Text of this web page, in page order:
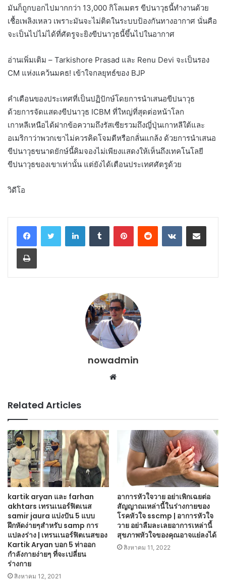
มันก็ถูกบอกไปมากกว่า 13,000 กิโลเมตร ขีปนาวุธนี้ทำงานด้วย
เชื้อเพลิงเหลว เพราะมันจะไม่ติดในระบบป้องกันทางอากาศ นั่นคือ
จะเป็นไปไม่ได้ที่ศัตรูจะยิงขีปนาวุธนี้ขึ้นไปในอากาศ
อ่านเพิ่มเติม – Tarkishore Prasad และ Renu Devi จะเป็นรอง
CM แห่งแคว้นมคธ! เข้าใจกลยุทธ์ของ BJP
คำเตือนของประเทศที่เป็นปฏิปักษ์โดยการนำเสนอขีปนาวุธ
ด้วยการจัดแสดงขีปนาวุธ ICBM ที่ใหญ่ที่สุดต่อหน้าโลก
เกาหลีเหนือได้ฝากข้อความถึงรัสเซียรวมถึงญี่ปุ่นเกาหลีใต้และ
อเมริกาว่าพวกเขาไม่ควรคิดโจมตีหรือกลั่นแกล้ง ด้วยการนำเสนอ
ขีปนาวุธขนาดยักษ์นี้คิมจองไม่เพียงแสดงให้เห็นถึงเทคโนโลยี
ขีปนาวุธของเขาเท่านั้น แต่ยังได้เตือนประเทศศัตรูด้วย
วิดีโอ
LinkedInTumblr PinterestReddit VKontakteShare via Email
Print
nowadmin
Website
Related Articles
kartik aryan และ farhan
akhtars เทรนเนอร์ฟิตเนส
samir jaura แบ่งปัน 5 แบบ
ฝึกหัดง่ายๆสำหรับ samp การ
แปลงร่าง | เทรนเนอร์ฟิตเนสของ
Kartik Aryan บอก 5 ท่าออก
กำลังกายง่ายๆ ที่จะเปลี่ยน
ร่างกาย
สิงหาคม 12, 2021
อาการหัวใจวาย อย่าเพิกเฉยต่อ
สัญญาณเหล่านี้ในร่างกายของ
โรคหัวใจ sscmp | อาการหัวใจ
วาย อย่าลืมละเลยอาการเหล่านี้
สุขภาพหัวใจของคุณอาจแย่ลงได้
สิงหาคม 11, 2022